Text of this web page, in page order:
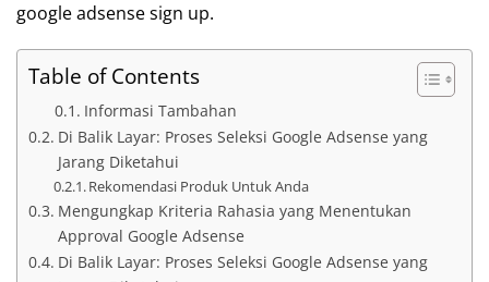
google adsense sign up.
Table of Contents
Informasi Tambahan
Di Balik Layar: Proses Seleksi Google Adsense yang
Jarang Diketahui
Rekomendasi Produk Untuk Anda
Mengungkap Kriteria Rahasia yang Menentukan
Approval Google Adsense
Di Balik Layar: Proses Seleksi Google Adsense yang